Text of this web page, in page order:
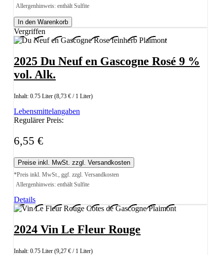
Allergenhinweis: enthält Sulfite
In den Warenkorb
Vergriffen
2025 Du Neuf en Gascogne Rosé 9 %
vol. Alk.
Inhalt: 0.75 Liter (8,73 € / 1 Liter)
Lebensmittelangaben
Regulärer Preis:
6,55 €
Preise inkl. MwSt. zzgl. Versandkosten
*Preis inkl. MwSt., ggf. zzgl. Versandkosten
Allergenhinweis: enthält Sulfite
Details
2024 Vin Le Fleur Rouge
Inhalt: 0.75 Liter (9,27 € / 1 Liter)